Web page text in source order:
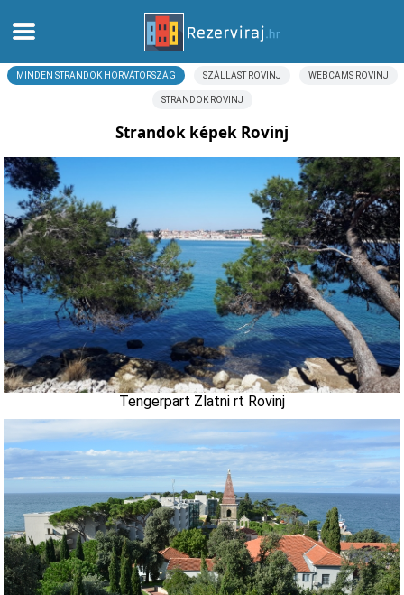
Otthon
Turista információ
Strandok
webcams
Ismerkedjen meg Horvátországgal
múzeumok
MINDEN STRANDOK HORVÁTORSZÁG SZÁLLÁST ROVINJ WEBCAMS ROVINJ
STRANDOK ROVINJ
Strandok képek Rovinj
Tengerpart Zlatni rt Rovinj